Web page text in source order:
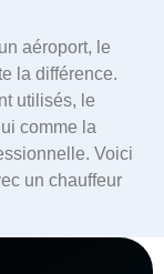
aéroport, le
la différence.
utilisés, le
comme la
Voici
un chauffeur